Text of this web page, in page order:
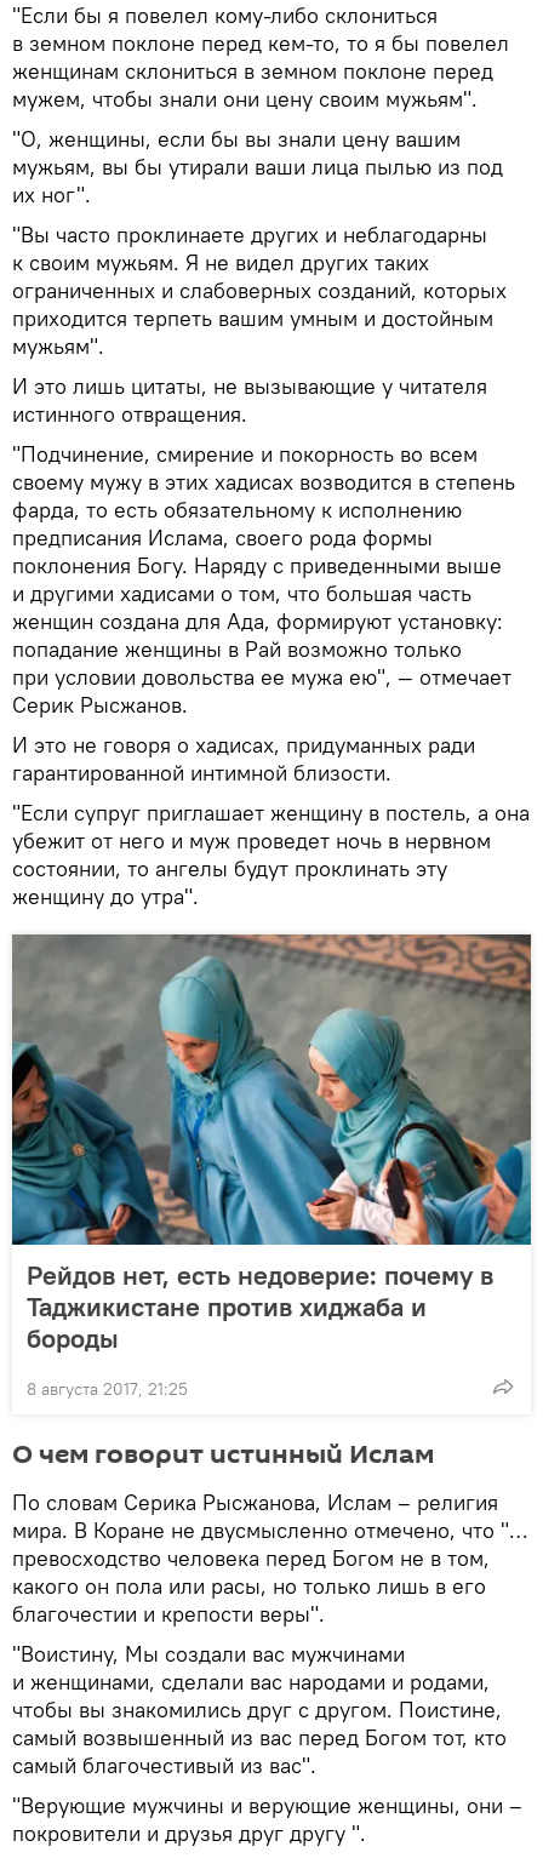
"Если бы я повелел кому-либо склониться
в земном поклоне перед кем-то, то я бы повелел
женщинам склониться в земном поклоне перед
мужем, чтобы знали они цену своим мужьям".
"О, женщины, если бы вы знали цену вашим
мужьям, вы бы утирали ваши лица пылью из под
их ног".
"Вы часто проклинаете других и неблагодарны
к своим мужьям. Я не видел других таких
ограниченных и слабоверных созданий, которых
приходится терпеть вашим умным и достойным
мужьям".
И это лишь цитаты, не вызывающие у читателя
истинного отвращения.
"Подчинение, смирение и покорность во всем
своему мужу в этих хадисах возводится в степень
фарда, то есть обязательному к исполнению
предписания Ислама, своего рода формы
поклонения Богу. Наряду с приведенными выше
и другими хадисами о том, что большая часть
женщин создана для Ада, формируют установку:
попадание женщины в Рай возможно только
при условии довольства ее мужа ею", — отмечает
Серик Рысжанов.
И это не говоря о хадисах, придуманных ради
гарантированной интимной близости.
"Если супруг приглашает женщину в постель, а она
убежит от него и муж проведет ночь в нервном
состоянии, то ангелы будут проклинать эту
женщину до утра".
Рейдов нет, есть недоверие: почему в
Таджикистане против хиджаба и
бороды
8 августа 2017, 21:25
О чем говорит истинный Ислам
По словам Серика Рысжанова, Ислам – религия
мира. В Коране не двусмысленно отмечено, что "…
превосходство человека перед Богом не в том,
какого он пола или расы, но только лишь в его
благочестии и крепости веры".
"Воистину, Мы создали вас мужчинами
и женщинами, сделали вас народами и родами,
чтобы вы знакомились друг с другом. Поистине,
самый возвышенный из вас перед Богом тот, кто
самый благочестивый из вас".
"Верующие мужчины и верующие женщины, они –
покровители и друзья друг другу ".